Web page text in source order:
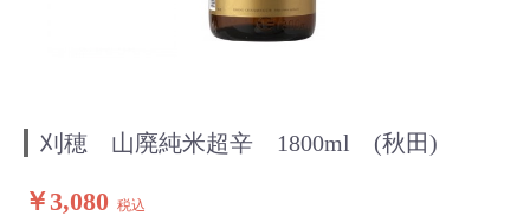
刈穂 山廃純米超辛 1800ml (秋田)
￥3,080 税込